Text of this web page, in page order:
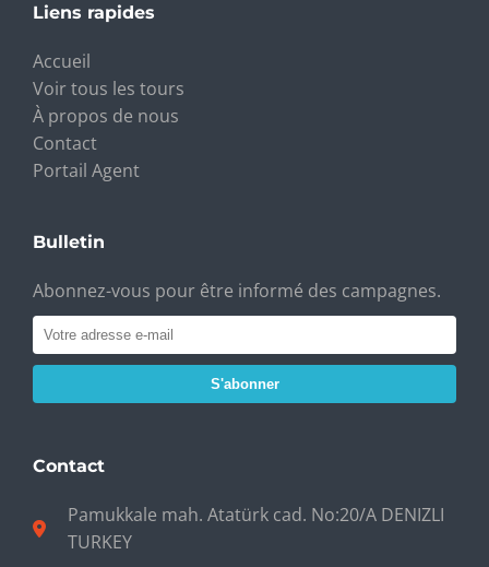
Liens rapides
Accueil
Voir tous les tours
À propos de nous
Contact
Portail Agent
Bulletin
Abonnez-vous pour être informé des campagnes.
S'abonner
Contact
Pamukkale mah. Atatürk cad. No:20/A DENIZLI
TURKEY